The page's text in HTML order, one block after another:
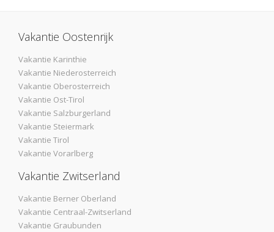
Vakantie Oostenrijk
Vakantie Karinthie
Vakantie Niederosterreich
Vakantie Oberosterreich
Vakantie Ost-Tirol
Vakantie Salzburgerland
Vakantie Steiermark
Vakantie Tirol
Vakantie Vorarlberg
Vakantie Zwitserland
Vakantie Berner Oberland
Vakantie Centraal-Zwitserland
Vakantie Graubunden